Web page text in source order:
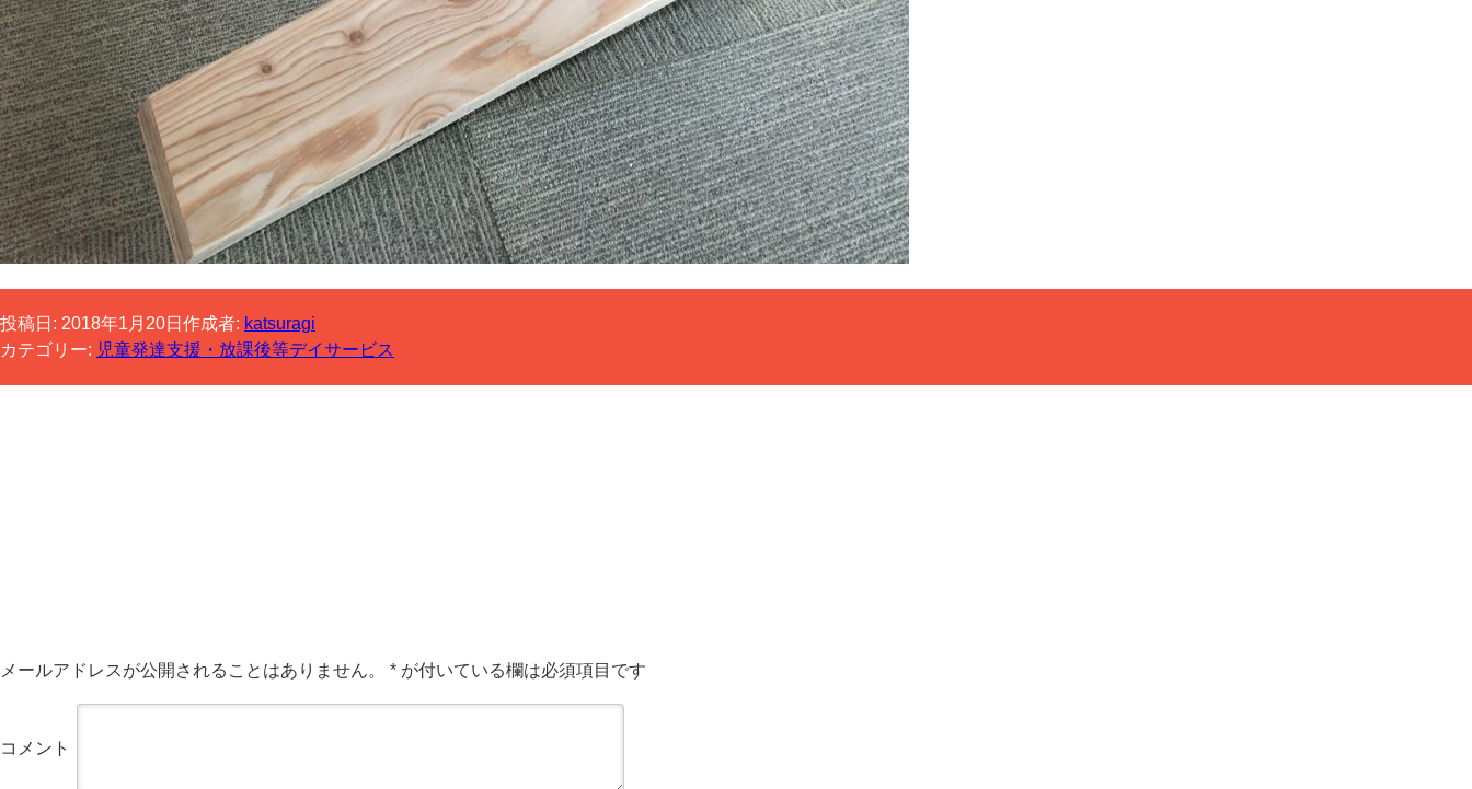
投稿日: 2018年1月20日 作成者: katsuragi
カテゴリー: 児童発達支援・放課後等デイサービス
メールアドレスが公開されることはありません。 * が付いている欄は必須項目です
コメント